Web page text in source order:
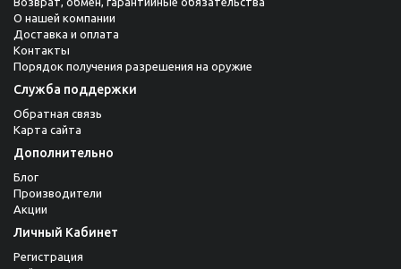
О нашей компании
Доставка и оплата
Контакты
Порядок получения разрешения на оружие
Служба поддержки
Обратная связь
Карта сайта
Дополнительно
Блог
Производители
Акции
Личный Кабинет
Регистрация